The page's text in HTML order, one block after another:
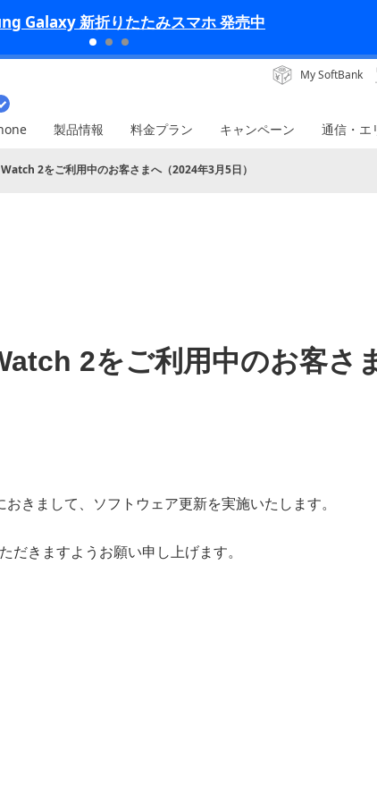
iPhone 17 Pro 発売中
My SoftBank
製品情報 料金プラン キャンペーン 通信・エ
2をご利用中のお客さまへ（2024年3月5日）
2をご利用中のお客さ
きまして、ソフトウェア更新を実施いたします。
だきますようお願い申し上げます。